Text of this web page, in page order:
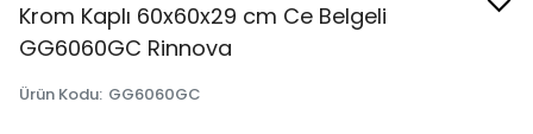
Krom Kaplı 60x60x29 cm Ce Belgeli
GG6060GC Rinnova
Ürün Kodu: GG6060GC